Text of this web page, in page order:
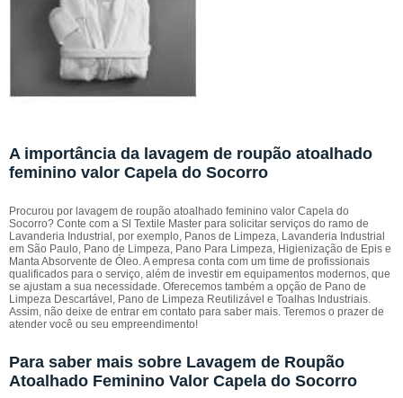
A importância da lavagem de roupão atoalhado
feminino valor Capela do Socorro
Procurou por lavagem de roupão atoalhado feminino valor Capela do
Socorro? Conte com a Sl Textile Master para solicitar serviços do ramo de
Lavanderia Industrial, por exemplo, Panos de Limpeza, Lavanderia Industrial
em São Paulo, Pano de Limpeza, Pano Para Limpeza, Higienização de Epis e
Manta Absorvente de Óleo. A empresa conta com um time de profissionais
qualificados para o serviço, além de investir em equipamentos modernos, que
se ajustam a sua necessidade. Oferecemos também a opção de Pano de
Limpeza Descartável, Pano de Limpeza Reutilizável e Toalhas Industriais.
Assim, não deixe de entrar em contato para saber mais. Teremos o prazer de
atender você ou seu empreendimento!
Para saber mais sobre Lavagem de Roupão
Atoalhado Feminino Valor Capela do Socorro